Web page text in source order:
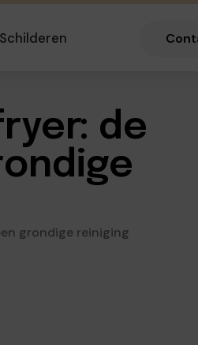
Schilderen
de
grondige reiniging